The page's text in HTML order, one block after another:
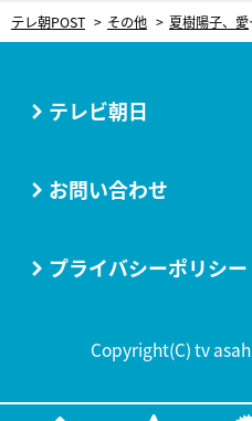
テレ朝POST その他 夏樹陽子、愛
テレビ朝日
お問い合わせ
プライバシーポリシー
Copyright(C) tv